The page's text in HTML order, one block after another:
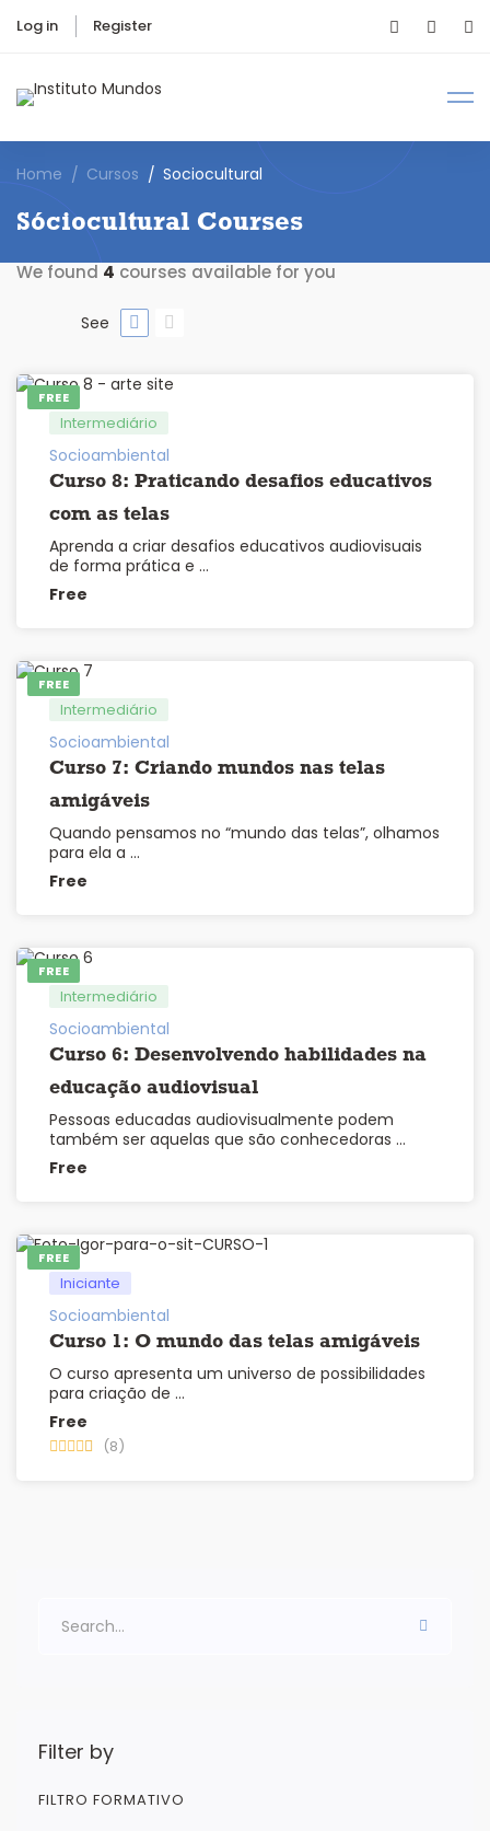
Log in Register
Home Cursos Sociocultural
Sóciocultural Courses
Filter by
FILTRO FORMATIVO
We found 4 courses available for you
See
FREE
Intermediário
Socioambiental
Curso 8: Praticando desafios educativos
com as telas
Aprenda a criar desafios educativos audiovisuais
de forma prática e …
Free
FREE
Intermediário
Socioambiental
Curso 7: Criando mundos nas telas
amigáveis
Quando pensamos no “mundo das telas”, olhamos
para ela a …
Free
FREE
Intermediário
Socioambiental
Curso 6: Desenvolvendo habilidades na
educação audiovisual
Pessoas educadas audiovisualmente podem
também ser aquelas que são conhecedoras …
Free
FREE
Iniciante
Socioambiental
Curso 1: O mundo das telas amigáveis
O curso apresenta um universo de possibilidades
para criação de …
Free
(8)